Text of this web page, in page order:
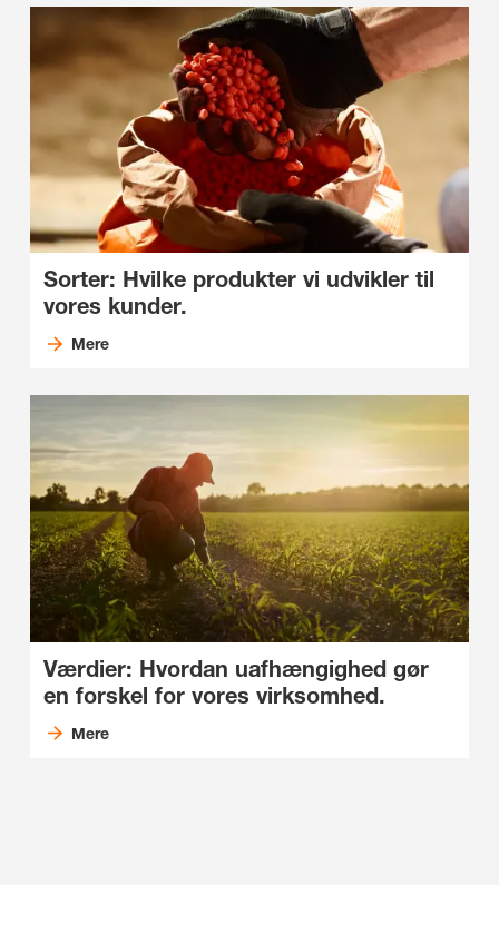
Sorter: Hvilke produkter vi udvikler til
vores kunder.
Mere
Værdier: Hvordan uafhængighed gør
en forskel for vores virksomhed.
Mere